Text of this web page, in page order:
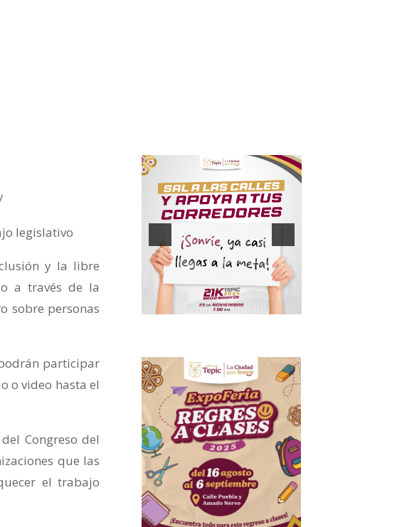
legislativo
y la libre
a través de la
sobre personas
participar
o video hasta el
Congreso del
que las
el trabajo